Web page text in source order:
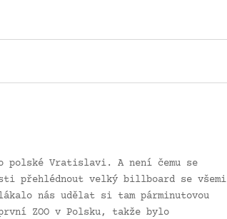
polské Vratislavi. A není čemu se
přehlédnout velký billboard se všemi
nás udělat si tam párminutovou
ZOO v Polsku, takže bylo